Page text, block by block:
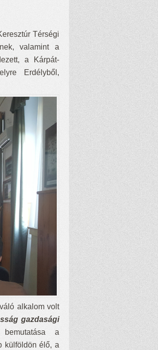
Térségi
valamint a
a Kárpát-
Erdélyből,
alkalom volt
gazdasági
a
külföldön élő, a